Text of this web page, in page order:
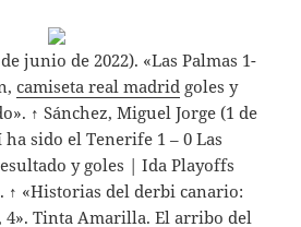
junio de 2022). «Las Palmas 1-
camiseta real madrid goles y
↑ Sánchez, Miguel Jorge (1 de
sido el Tenerife 1 – 0 Las
y goles | Ida Playoffs
↑ «Historias del derbi canario:
4». Tinta Amarilla. El arribo del